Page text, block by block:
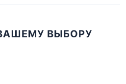
ВЫБОРУ